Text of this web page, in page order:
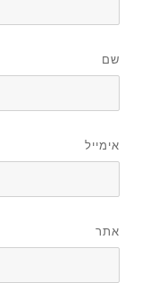
אימייל